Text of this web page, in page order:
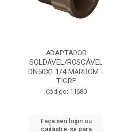
ADAPTADOR
SOLDÁVEL/ROSCÁVEL
DN50X1.1/4 MARROM -
TIGRE
Código: 11680
Faça seu login ou
cadastre-se para